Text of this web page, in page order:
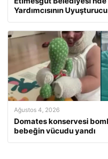
Yardımcısının
Ağustos 4, 2026
Domates konservesi
bebeğin vücudu yandı